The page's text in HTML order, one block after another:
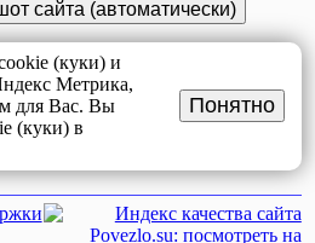
(куки) и
Метрика,
для Вас. Вы
(куки) в
Понятно